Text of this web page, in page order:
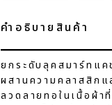
คำอธิบายสินค้า
ยกระดับลุคสมาร์ทแ
ผสานความคลาสสิก
ลวดลายทอในเนื้อผ้า